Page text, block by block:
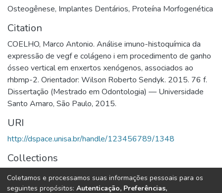
Osteogênese, Implantes Dentários, Proteína Morfogenética
Citation
COELHO, Marco Antonio. Análise imuno-histoquímica da
expressão de vegf e colágeno i em procedimento de ganho
ósseo vertical em enxertos xenógenos, associados ao
rhbmp-2. Orientador: Wilson Roberto Sendyk. 2015. 76 f.
Dissertação (Mestrado em Odontologia) — Universidade
Santo Amaro, São Paulo, 2015.
URI
http://dspace.unisa.br/handle/123456789/1348
Collections
Mestrado em Odontologia
Coletamos e processamos suas informações pessoais para os
seguintes propósitos: Autenticação, Preferências,